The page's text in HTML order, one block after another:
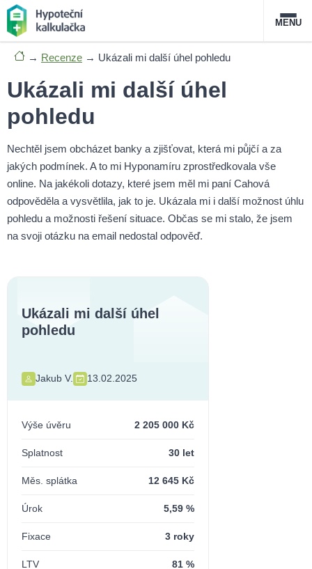
Nabídka hypoték
Průvodce hypotékami
O služběFAQSlovník pojmů Kontakt
MENU
→ Recenze → Ukázali mi další úhel pohledu
Ukázali mi další úhel
pohledu
Nechtěl jsem obcházet banky a zjišťovat, která mi půjčí a za
jakých podmínek. A to mi Hyponamíru zprostředkovala vše
online. Na jakékoli dotazy, které jsem měl mi paní Cahová
odpověděla a vysvětlila, jak to je. Ukázala mi i další možnost úhlu
pohledu a možnosti řešení situace. Občas se mi stalo, že jsem
na svoji otázku na email nedostal odpověď.
Ukázali mi další úhel
pohledu
Jakub V. 13.02.2025
Výše úvěru 2 205 000 Kč
Splatnost 30 let
Měs. splátka 12 645 Kč
Úrok 5,59 %
Fixace 3 roky
LTV 81 %